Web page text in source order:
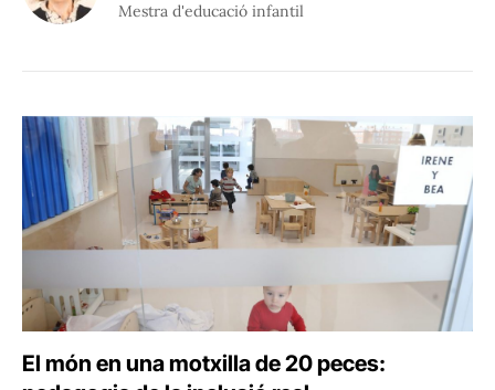
Mestra d'educació infantil
El món en una motxilla de 20 peces: